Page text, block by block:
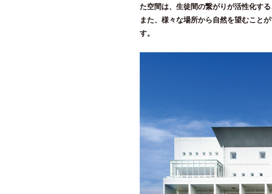
た空間は、生徒間の繋がりが活性化す
また、様々な場所から自然を望むこと
す。